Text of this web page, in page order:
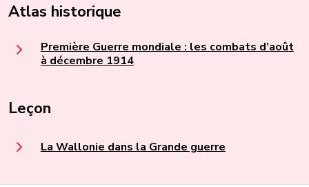
Atlas historique
Première Guerre mondiale : les combats d’août
à décembre 1914
Leçon
La Wallonie dans la Grande guerre